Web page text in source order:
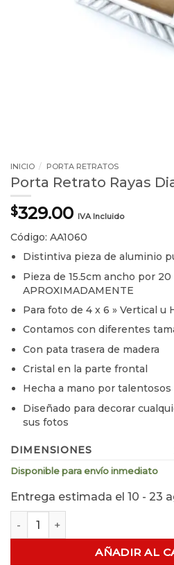
INICIO / PORTA RETRATOS
Porta Retrato Rayas
$329.00 IVA Incluido
Código: AA1060
Distintiva pieza de aluminio
Pieza de 15.5cm ancho por
APROXIMADAMENTE
Para foto de 4 x 6 » Vertical u
Contamos con diferentes
Con pata trasera de madera
Cristal en la parte frontal
Hecha a mano por
Diseñado para decorar
sus fotos
DIMENSIONES
Disponible para envío inmediato
Entrega estimada el 10 - 23
Porta Retrato Rayas Diagonales
AÑADIR AL